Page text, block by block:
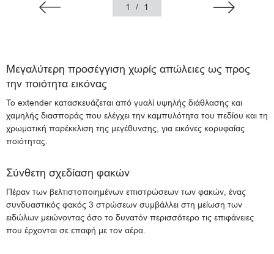
1 / 1
Μεγαλύτερη προσέγγιση χωρίς απώλειες ως προς
την ποιότητα εικόνας
Το extender κατασκευάζεται από γυαλί υψηλής διάθλασης και
χαμηλής διασποράς που ελέγχει την καμπυλότητα του πεδίου και τη
χρωματική παρέκκλιση της μεγέθυνσης, για εικόνες κορυφαίας
ποιότητας.
Σύνθετη σχεδίαση φακών
Πέραν των βελτιστοποιημένων επιστρώσεων των φακών, ένας
συνδυαστικός φακός 3 στρώσεων συμβάλλει στη μείωση των
ειδώλων μειώνοντας όσο το δυνατόν περισσότερο τις επιφάνειες
που έρχονται σε επαφή με τον αέρα.